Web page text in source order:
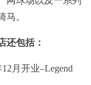
马。
还包括：
月开业–Legend